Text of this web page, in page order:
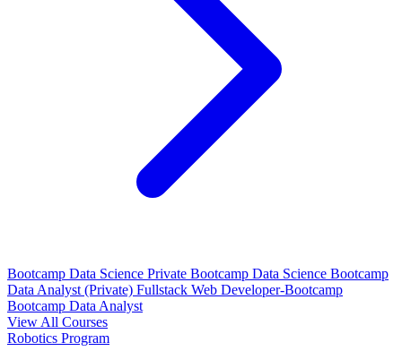
Bootcamp Data Science Private Bootcamp Data Science Bootcamp
Data Analyst (Private) Fullstack Web Developer-Bootcamp
Bootcamp Data Analyst
View All Courses
Robotics Program